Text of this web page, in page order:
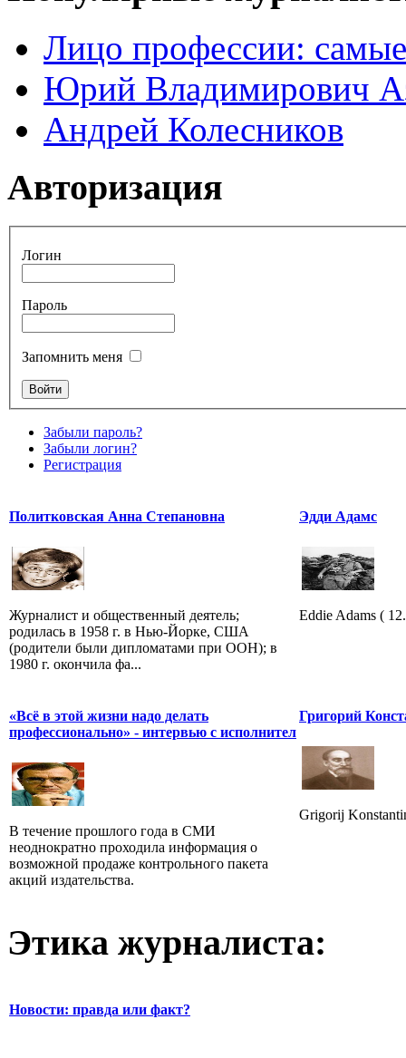
Лицо профессии:
Юрий Владимирович
Андрей Колесников
Авторизация
Логин
Пароль
Запомнить меня
Забыли пароль?
Забыли логин?
Регистрация
Политковская Анна Степановна
Журналист и общественный деятель;
родилась в 1958 г. в Нью-Йорке, США
(родители были дипломатами при ООН); в
1980 г. окончила фа...
Эдди Адамс
Eddie Adams (
«Всё в этой жизни надо делать
профессионально» - интервью с исполнител
В течение прошлого года в СМИ
неоднократно проходила информация о
возможной продаже контрольного пакета
акций издательства.
Григорий
Grigorij
Этика журналиста:
Новости: правда или факт?